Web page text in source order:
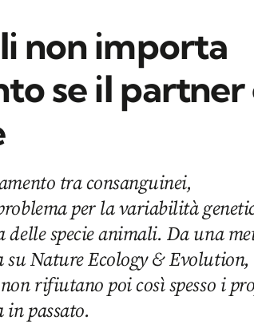
non importa
se il partner
tra consanguinei,
per la variabilità
specie animali. Da una
Nature Ecology & Evolution,
rifiutano poi così spesso i
in passato.